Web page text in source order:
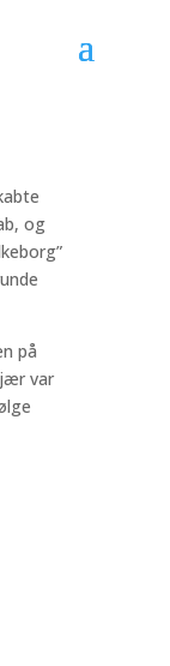
og
på
var